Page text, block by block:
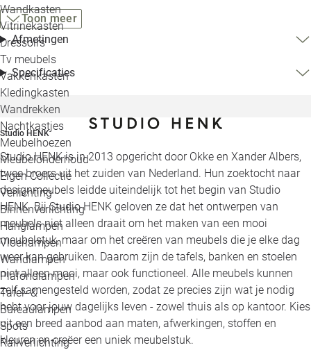
Wandkasten
Vitrinekasten
Dressoirs
Tv meubels
Vakkenkasten
Kledingkasten
Wandrekken
Nachtkastjes
Meubelhoezen
Meubelonderhoud
Eigen Collectie
Verlichting
Binnenverlichting
Hanglampen
Vloerlampen
Wandlampen
Plafondlampen
Tafel- &
Bureaulampen
Spots
Railverlichting
Toon meer
Afmetingen
Specificaties
Studio HENK
Studio HENK is in 2013 opgericht door Okke en Xander Albers,
twee broers uit het zuiden van Nederland. Hun zoektocht naar
designmeubels leidde uiteindelijk tot het begin van Studio
HENK. Bij Studio HENK geloven ze dat het ontwerpen van
meubels niet alleen draait om het maken van een mooi
meubelstuk, maar om het creëren van meubels die je elke dag
weer kan gebruiken. Daarom zijn de tafels, banken en stoelen
niet alleen mooi, maar ook functioneel. Alle meubels kunnen
zelf samengesteld worden, zodat ze precies zijn wat je nodig
hebt voor jouw dagelijks leven - zowel thuis als op kantoor. Kies
uit een breed aanbod aan maten, afwerkingen, stoffen en
kleuren en creëer een uniek meubelstuk.